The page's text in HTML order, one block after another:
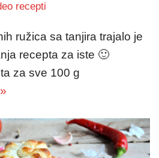
recepti
ružica sa tanjira trajalo je
recepta za iste 🙂
za sve 100 g